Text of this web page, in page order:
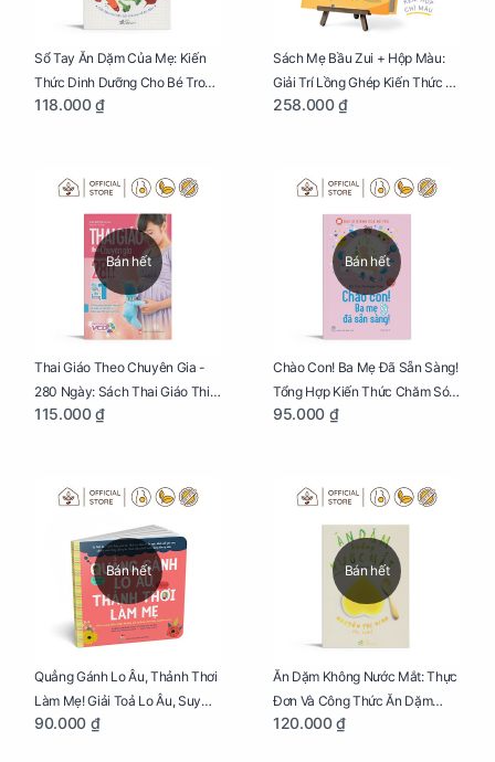
Sổ Tay Ăn Dặm Của Mẹ: Kiến
Thức Dinh Dưỡng Cho Bé Trong
Tuổi Ăn Dặm
118.000 ₫
Sách Mẹ Bầu Zui + Hộp Màu:
Giải Trí Lồng Ghép Kiến Thức Và
Lời Khuyên Mang Thai Bổ Ích
258.000 ₫
Bán hết
Thai Giáo Theo Chuyên Gia -
280 Ngày: Sách Thai Giáo Thiết
Thực Nhất Cho Mẹ Bầu
115.000 ₫
Bán hết
Chào Con! Ba Mẹ Đã Sẵn Sàng!
Tổng Hợp Kiến Thức Chăm Sóc
Trẻ Sơ Sinh
95.000 ₫
Bán hết
Quẳng Gánh Lo Âu, Thảnh Thơi
Làm Mẹ! Giải Toả Lo Âu, Suy
Nghĩ Tiêu Cực Cho Mẹ
90.000 ₫
Bán hết
Ăn Dặm Không Nước Mắt: Thực
Đơn Và Công Thức Ăn Dặm
Kiểu Nhật
120.000 ₫